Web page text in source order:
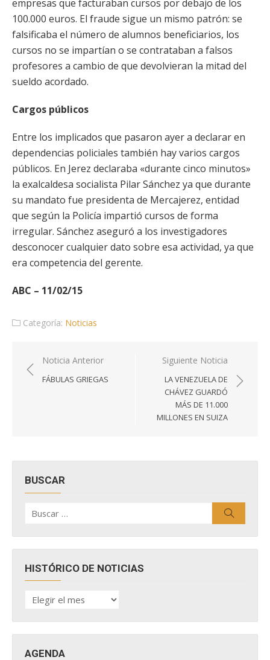
empresas que facturaban cursos por debajo de los
100.000 euros. El fraude sigue un mismo patrón: se
falsificaba el número de alumnos beneficiarios, los
cursos no se impartían o se contrataban a falsos
profesores a cambio de que devolvieran la mitad del
sueldo acordado.
Cargos públicos
Entre los implicados que pasaron ayer a declarar en
dependencias policiales también hay varios cargos
públicos. En Jerez declaraba «durante cinco minutos»
la exalcaldesa socialista Pilar Sánchez ya que durante
su mandato fue presidenta de Mercajerez, entidad
que según la Policía impartió cursos de forma
irregular. Sánchez aseguró a los investigadores
desconocer cualquier dato sobre esa actividad, ya que
era competencia del gerente.
ABC – 11/02/15
Categoría: Noticias
Navegación
de
Noticia Anterior
FÁBULAS GRIEGAS
Siguiente Noticia
LA VENEZUELA DE
CHÁVEZ GUARDÓ
MÁS DE 11.000
MILLONES EN SUIZA
BUSCAR
por:
HISTÓRICO DE NOTICIAS
HISTÓRICO
DE
AGENDA